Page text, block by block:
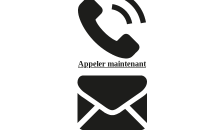
Appeler maintenant